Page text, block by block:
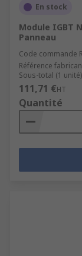
En stock
Module IGBT
Panneau
Code commande
Référence
Sous-total (1 unité)
111,71 €HT
Quantité